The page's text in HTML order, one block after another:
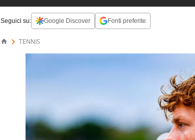
Seguici su: Google Discover Fonti preferite
TENNIS